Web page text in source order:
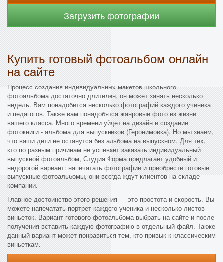
Загрузить фотографии
Купить готовый фотоальбом онлайн
на сайте
Процесс создания индивидуальных макетов школьного
фотоальбома достаточно длителен, он может занять несколько
недель. Вам понадобится несколько фотографий каждого ученика
и педагогов. Также вам понадобятся жанровые фото из жизни
вашего класса. Много времени уйдет на дизайн и создание
фотокниги - альбома для выпускников (Геронимовка). Но мы знаем,
что ваши дети не останутся без альбома на выпускном. Для тех,
кто по разным причинам не успевает заказать индивидуальный
выпускной фотоальбом, Студия Форма предлагает удобный и
недорогой вариант: напечатать фотографии и приобрести готовые
выпускные фотоальбомы, они всегда ждут клиентов на складе
компании.
Главное достоинство этого решения — это простота и скорость. Вы
можете напечатать портрет каждого ученика и несколько листов
виньеток. Вариант готового фотоальбома выбрать на сайте и после
получения вставить каждую фотографию в отдельный файл. Также
данный вариант может понравиться тем, кто привык к классическим
виньеткам.